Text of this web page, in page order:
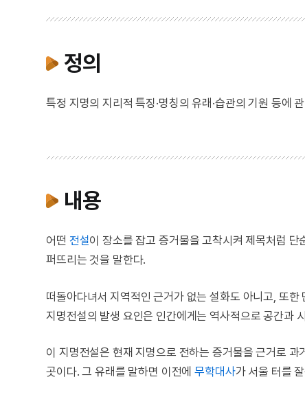
정의
특정 지명의 지리적 특징·명칭의 유래·습관의 기원 등에
내용
어떤 전설이 장소를 잡고 증거물을 고착시켜 제목처럼
퍼뜨리는 것을 말한다.
떠돌아다녀서 지역적인 근거가 없는 설화도 아니고, 또
지명전설의 발생 요인은 인간에게는 역사적으로 공간과
이 지명전설은 현재 지명으로 전하는 증거물을 근거로
곳이다. 그 유래를 말하면 이전에무학대사가 서울 터를